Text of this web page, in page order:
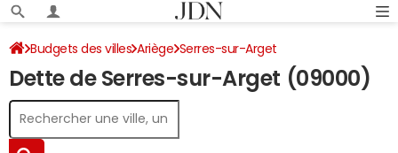
Budgets des villes Ariège Serres-sur-Arget
Dette au 31/12/2024
Dette de Serres-sur-Arget (09000)